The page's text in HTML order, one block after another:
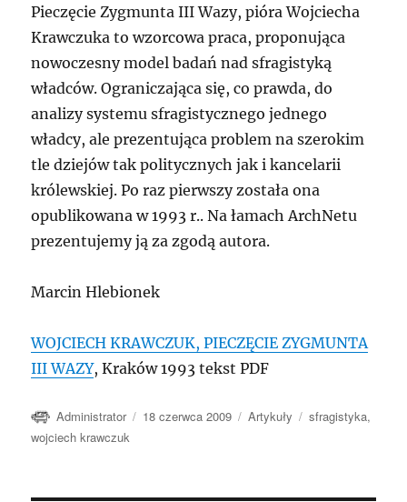
Pieczęcie Zygmunta III Wazy, pióra Wojciecha
Krawczuka to wzorcowa praca, proponująca
nowoczesny model badań nad sfragistyką
władców. Ograniczająca się, co prawda, do
analizy systemu sfragistycznego jednego
władcy, ale prezentująca problem na szerokim
tle dziejów tak politycznych jak i kancelarii
królewskiej. Po raz pierwszy została ona
opublikowana w 1993 r.. Na łamach ArchNetu
prezentujemy ją za zgodą autora.
Marcin Hlebionek
WOJCIECH KRAWCZUK, PIECZĘCIE ZYGMUNTA
III WAZY, Kraków 1993 tekst PDF
Autor
Administrator
Data
18 czerwca 2009 Kategorie
Artykuły Tagi
sfragistyka,
wojciech krawczuk